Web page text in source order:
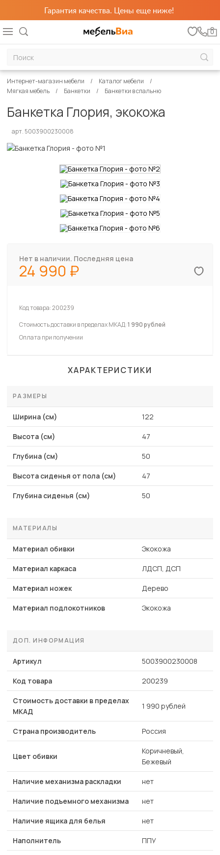
Гарантия качества. Цены еще ниже!
0
Интернет-магазин мебели
Каталог мебели
Мягкая мебель
Банкетки Банкетки в спальню
Банкетка Глория, экокожа
арт. 5003900230008
Нет в наличии. Последняя цена
24 990
Код товара:200239
Стоимость доставки в пределах МКАД:1 990 рублей
Оплата при получении
ХАРАКТЕРИСТИКИ
РАЗМЕРЫ
Ширина (см) 122
Высота (см) 47
Глубина (см) 50
Высота сиденья от пола (см) 47
Глубина сиденья (см) 50
МАТЕРИАЛЫ
Материал обивки Экокожа
Материал каркаса ЛДСП, ДСП
Материал ножек Дерево
Материал подлокотников Экокожа
ДОП. ИНФОРМАЦИЯ
Артикул 5003900230008
Код товара 200239
Стоимость доставки в пределах
МКАД
1 990 рублей
Страна производитель Россия
Цвет обивки
Коричневый,
Бежевый
Наличие механизма раскладки нет
Наличие подъемного механизма нет
Наличие ящика для белья нет
Наполнитель ППУ